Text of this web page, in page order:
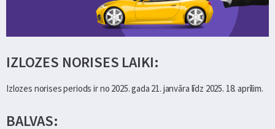
IZLOZES NORISES LAIKI:
Izlozes norises periods ir no 2025. gada 21. janvāra līdz 2025. 18. aprīlim.
BALVAS: